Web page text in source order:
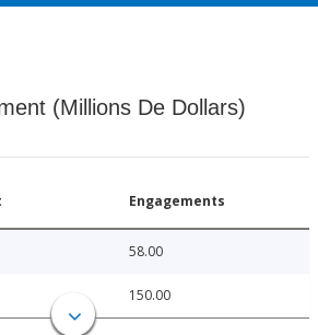
(Millions De Dollars)
Engagements
58.00
150.00